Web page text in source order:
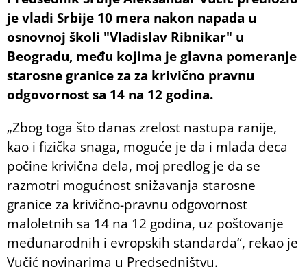
je vladi Srbije 10 mera nakon napada u
osnovnoj školi "Vladislav Ribnikar" u
Beogradu, među kojima je glavna pomeranje
starosne granice za za krivično pravnu
odgovornost sa 14 na 12 godina.
„Zbog toga što danas zrelost nastupa ranije,
kao i fizička snaga, moguće je da i mlađa deca
počine krivična dela, moj predlog je da se
razmotri mogućnost snižavanja starosne
granice za krivično-pravnu odgovornost
maloletnih sa 14 na 12 godina, uz poštovanje
međunarodnih i evropskih standarda“, rekao je
Vučić novinarima u Predsedništvu.